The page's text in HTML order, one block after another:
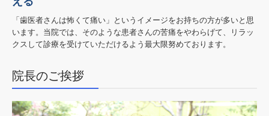
歯周治療
かみ合わせ治療
「歯医者さんは怖くて痛い」というイメージをお持ちの方が多いと思
います。当院では、そのような患者さんの苦痛をやわらげて、リラッ
クスして診療を受けていただけるよう最大限努めております。
院長のご挨拶